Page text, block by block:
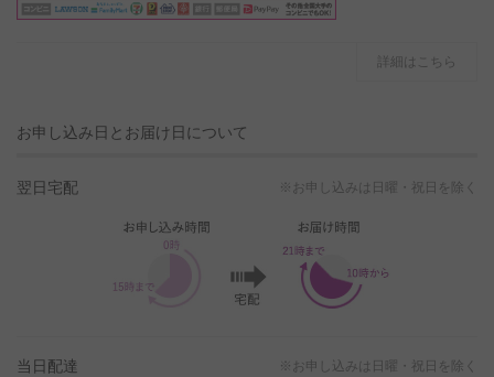
詳細はこちら
お申し込み日とお届け日について
翌日宅配 ※お申し込みは日曜・祝日を除く
当日配達 ※お申し込みは日曜・祝日を除く